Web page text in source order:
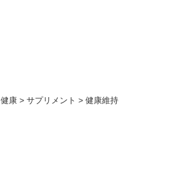
健康 > サプリメント > 健康維持